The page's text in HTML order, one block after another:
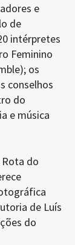
e
de
intérpretes
Feminino
os
conselhos
do
e música
do
de Luís
do